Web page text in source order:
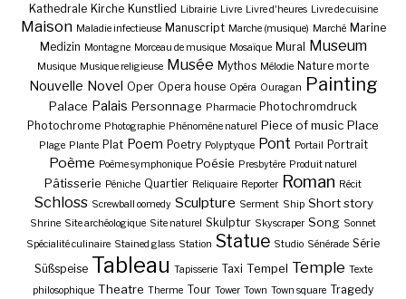
Kathedrale Kirche Kunstlied Librairie Livre Livre d'heures Livre de cuisine
Maison Maladie infectieuse Manuscript Marche (musique) Marché Marine
Medizin Montagne Morceau de musique Mosaïque Mural Museum
Musique Musique religieuse Musée Mythos Mélodie Nature morte
Nouvelle Novel Oper Opera house Opéra Ouragan Painting
Palace Palais Personnage Pharmacie Photochromdruck
Photochrome Photographie Phénomène naturel Piece of music Place
Plage Plante Plat Poem Poetry Polyptyque Pont Portail Portrait
Poème Poème symphonique Poésie Presbytère Produit naturel
Pâtisserie Péniche Quartier Reliquaire Reporter Roman Récit
Schloss Screwball oomedy Sculpture Serment Ship Short story
Shrine Site archéologique Site naturel Skulptur Skyscraper Song Sonnet
Spécialité culinaire Stained glass Station Statue Studio Sénérade Série
Süßspeise Tableau Tapisserie Taxi Tempel Temple Texte
philosophique Theatre Therme Tour Tower Town Town square Tragedy